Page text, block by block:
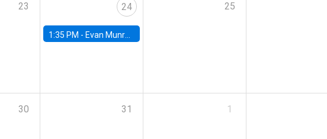
23 24
1:35 PM - Evan Munro, Neyman Visiting Assistant Professor in the Department of Statistics at UC Berkeley
25
30 31 1